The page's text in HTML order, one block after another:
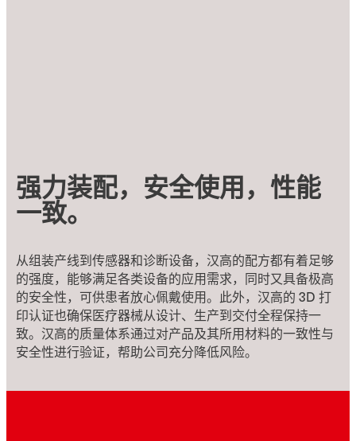
强力装配，安全使用，性能
一致。
从组装产线到传感器和诊断设备，汉高的配方都有着足够
的强度，能够满足各类设备的应用需求，同时又具备极高
的安全性，可供患者放心佩戴使用。此外，汉高的 3D 打
印认证也确保医疗器械从设计、生产到交付全程保持一
致。汉高的质量体系通过对产品及其所用材料的一致性与
安全性进行验证，帮助公司充分降低风险。